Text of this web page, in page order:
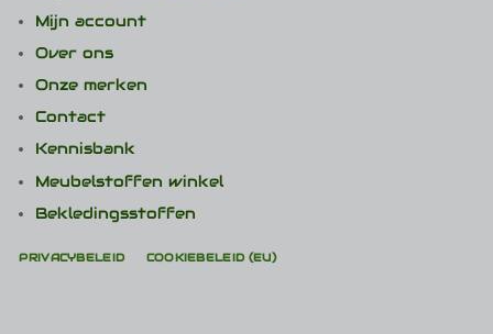
Mijn account
Over ons
Onze merken
Contact
Kennisbank
Meubelstoffen winkel
Bekledingsstoffen
PRIVACYBELEID COOKIEBELEID (EU)